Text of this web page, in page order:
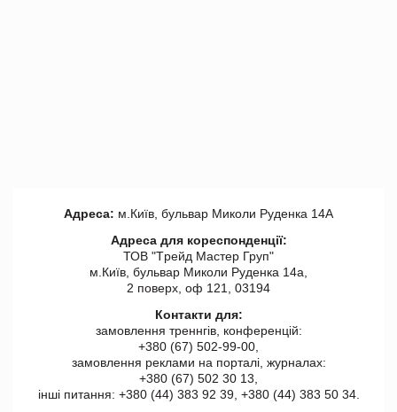
Адреса: м.Київ, бульвар Миколи Руденка 14А
Адреса для кореспонденції:
ТОВ "Tрейд Мастер Груп"
м.Київ, бульвар Миколи Руденка 14а,
2 поверх, оф 121, 03194
Контакти для:
замовлення треннгів, конференцій:
+380 (67) 502-99-00,
замовлення реклами на порталі, журналах:
+380 (67) 502 30 13,
інші питання: +380 (44) 383 92 39, +380 (44) 383 50 34.